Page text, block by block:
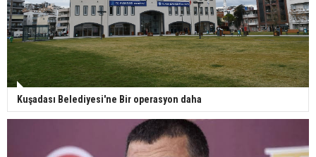
Kuşadası Belediyesi'ne Bir operasyon daha